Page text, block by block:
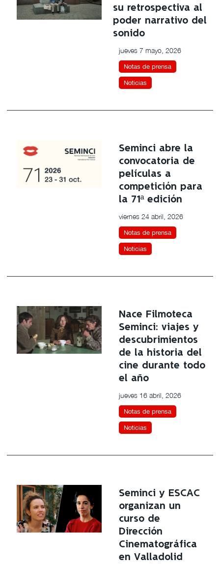
su retrospectiva al
poder narrativo del
sonido
jueves 7 mayo, 2026
Notas de prensa
Noticias
Seminci abre la
convocatoria de
películas a
competición para
la 71ª edición
viernes 24 abril, 2026
Notas de prensa
Noticias
Nace Filmoteca
Seminci: viajes y
descubrimientos
de la historia del
cine durante todo
el año
jueves 16 abril, 2026
Notas de prensa
Noticias
Seminci y ESCAC
organizan un
curso de
Dirección
Cinematográfica
en Valladolid